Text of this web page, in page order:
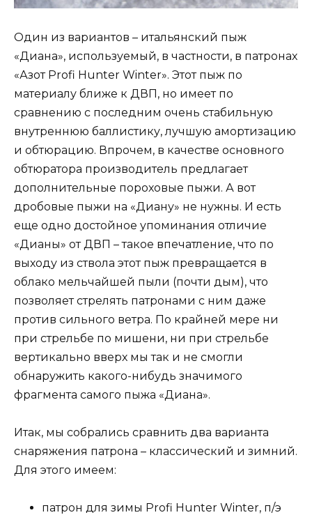
Один из вариантов – итальянский пыж
«Диана», используемый, в частности, в патронах
«Азот Profi Hunter Winter». Этот пыж по
материалу ближе к ДВП, но имеет по
сравнению с последним очень стабильную
внутреннюю баллистику, лучшую амортизацию
и обтюрацию. Впрочем, в качестве основного
обтюратора производитель предлагает
дополнительные пороховые пыжи. А вот
дробовые пыжи на «Диану» не нужны. И есть
еще одно достойное упоминания отличие
«Дианы» от ДВП – такое впечатление, что по
выходу из ствола этот пыж превращается в
облако мельчайшей пыли (почти дым), что
позволяет стрелять патронами с ним даже
против сильного ветра. По крайней мере ни
при стрельбе по мишени, ни при стрельбе
вертикально вверх мы так и не смогли
обнаружить какого-нибудь значимого
фрагмента самого пыжа «Диана».
Итак, мы собрались сравнить два варианта
снаряжения патрона – классический и зимний.
Для этого имеем:
патрон для зимы Profi Hunter Winter, п/э